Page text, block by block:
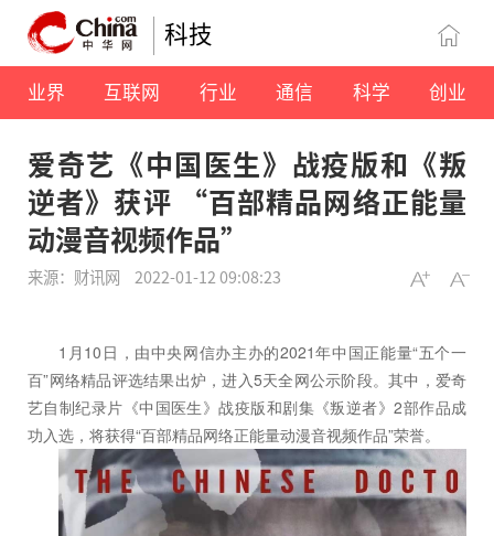
科技
业界 互联网 行业 通信 科学 创业
爱奇艺《中国医生》战疫版和《叛
逆者》获评 “百部精品网络正能量
动漫音视频作品”
来源：财讯网 2022-01-12 09:08:23
1月10日，由中央网信办主办的2021年中国正能量“五个一
百”网络精品评选结果出炉，进入5天全网公示阶段。其中，爱奇
艺自制纪录片《中国医生》战疫版和剧集《叛逆者》2部作品成
功入选，将获得“百部精品网络正能量动漫音视频作品”荣誉。